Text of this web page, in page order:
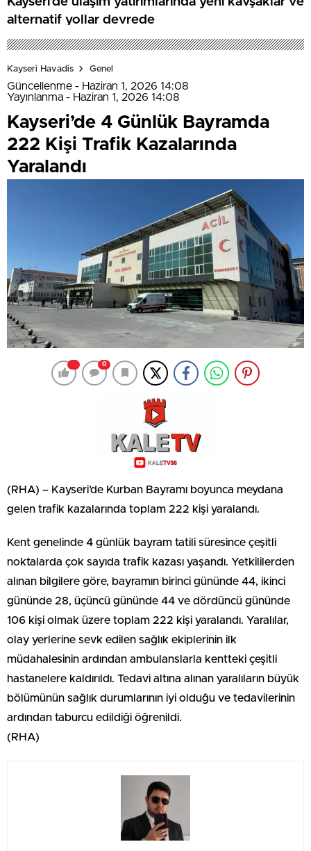
alternatif yollar devrede
Kayseri Havadis Genel
Güncellenme - Haziran 1, 2026 14:08
Yayınlanma - Haziran 1, 2026 14:08
Kayseri’de 4 Günlük Bayramda
222 Kişi Trafik Kazalarında
Yaralandı
0
(RHA) – Kayseri’de Kurban Bayramı boyunca meydana
gelen trafik kazalarında toplam 222 kişi yaralandı.
Kent genelinde 4 günlük bayram tatili süresince çeşitli
noktalarda çok sayıda trafik kazası yaşandı. Yetkililerden
alınan bilgilere göre, bayramın birinci gününde 44, ikinci
gününde 28, üçüncü gününde 44 ve dördüncü gününde
106 kişi olmak üzere toplam 222 kişi yaralandı. Yaralılar,
olay yerlerine sevk edilen sağlık ekiplerinin ilk
müdahalesinin ardından ambulanslarla kentteki çeşitli
hastanelere kaldırıldı. Tedavi altına alınan yaralıların büyük
bölümünün sağlık durumlarının iyi olduğu ve tedavilerinin
ardından taburcu edildiği öğrenildi.
(RHA)